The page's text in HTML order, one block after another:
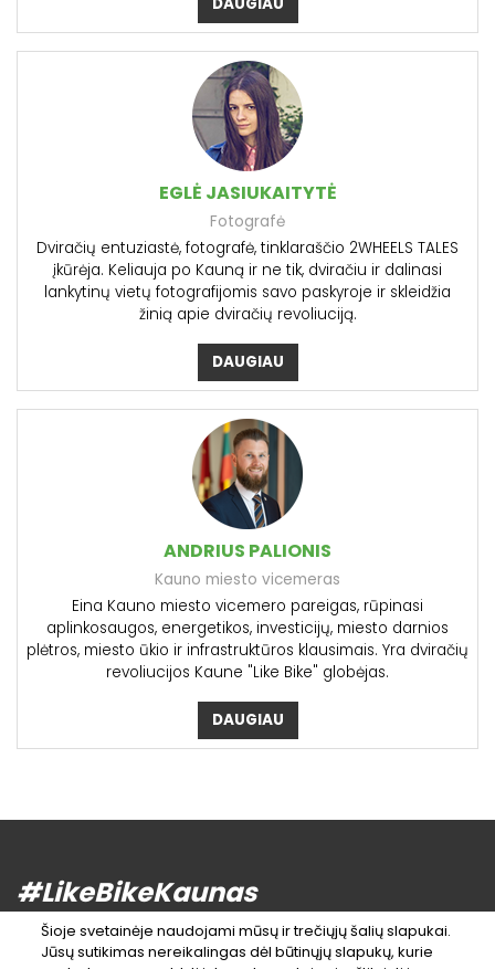
EGLĖ JASIUKAITYTĖ
Fotografė
Dviračių entuziastė, fotografė, tinklaraščio 2WHEELS TALES
įkūrėja. Keliauja po Kauną ir ne tik, dviračiu ir dalinasi
lankytinų vietų fotografijomis savo paskyroje ir skleidžia
žinią apie dviračių revoliuciją.
DAUGIAU
ANDRIUS PALIONIS
Kauno miesto vicemeras
Eina Kauno miesto vicemero pareigas, rūpinasi
aplinkosaugos, energetikos, investicijų, miesto darnios
plėtros, miesto ūkio ir infrastruktūros klausimais. Yra dviračių
revoliucijos Kaune "Like Bike" globėjas.
DAUGIAU
#LikeBikeKaunas
Šioje svetainėje naudojami mūsų ir trečiųjų šalių slapukai.
Jūsų sutikimas nereikalingas dėl būtinųjų slapukų, kurie